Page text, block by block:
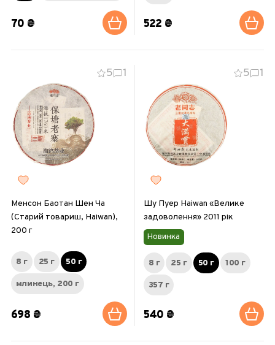
70 ₴ 522 ₴
5 1
Менсон Баотан Шен Ча
(Старий товариш, Haiwan),
200 г
8 г 25 г 50 г
млинець, 200 г
698 ₴
5 1
Шу Пуер Haiwan «Велике
задоволення» 2011 рік
Новинка
8 г 25 г 50 г 100 г
357 г
540 ₴